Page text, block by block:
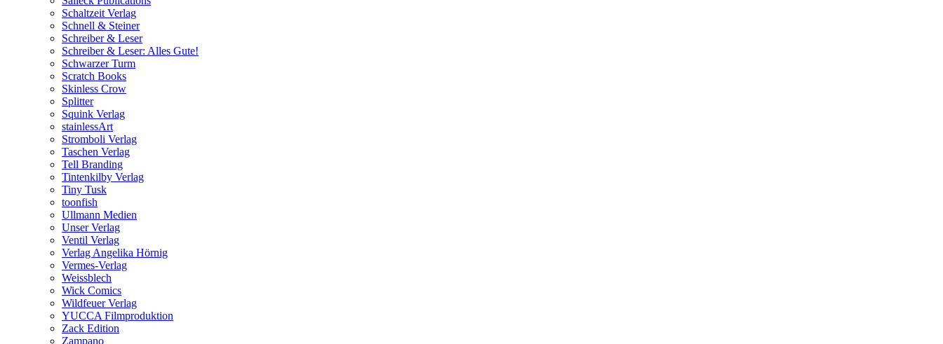
Schaltzeit Verlag
Schnell & Steiner
Schreiber & Leser
Schreiber & Leser: Alles Gute!
Schwarzer Turm
Scratch Books
Skinless Crow
Splitter
Squink Verlag
stainlessArt
Stromboli Verlag
Taschen Verlag
Tell Branding
Tintenkilby Verlag
Tiny Tusk
toonfish
Ullmann Medien
Unser Verlag
Ventil Verlag
Verlag Angelika Hörnig
Vermes-Verlag
Weissblech
Wick Comics
Wildfeuer Verlag
YUCCA Filmproduktion
Zack Edition
Zampano